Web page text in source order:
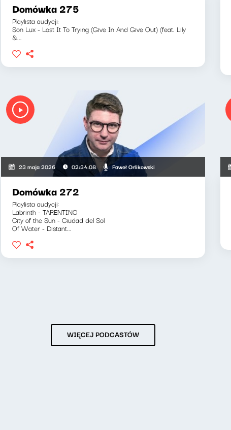
Domówka 275
Playlista audycji:
Son Lux - Lost It To Trying (Give In And Give Out) (feat. Lily
&...
23 maja 2026 02:34:08 Paweł Orlikowski
Domówka 272
Playlista audycji:
Labrinth - TARENTINO
City of the Sun - Ciudad del Sol
Of Water - Distant...
WIĘCEJ PODCASTÓW